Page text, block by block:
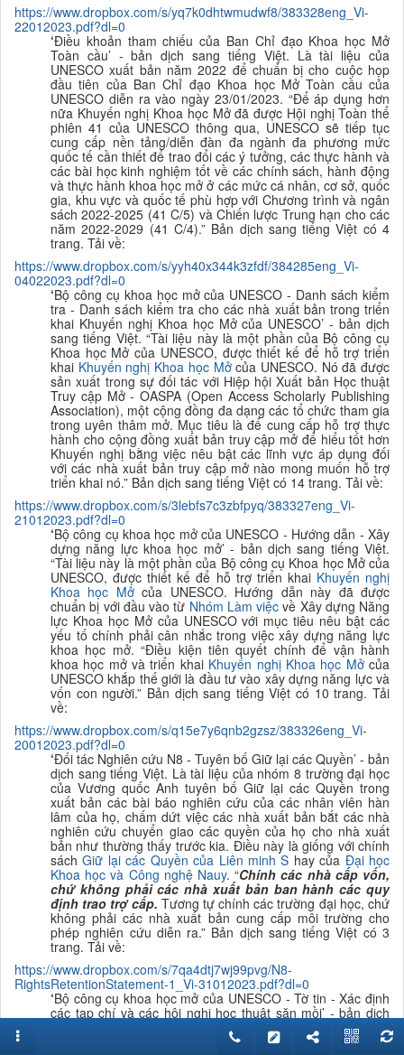
https://www.dropbox.com/s/yq7k0dhtwmudwf8/383328eng_Vi-
22012023.pdf?dl=0
‘Điều khoản tham chiếu của Ban Chỉ đạo Khoa học Mở
Toàn cầu’ - bản dịch sang tiếng Việt. Là tài liệu của
UNESCO xuất bản năm 2022 để chuẩn bị cho cuộc họp
đầu tiên của Ban Chỉ đạo Khoa học Mở Toàn cầu của
UNESCO diễn ra vào ngày 23/01/2023. “Để áp dụng hơn
nữa Khuyến nghị Khoa học Mở đã được Hội nghị Toàn thể
phiên 41 của UNESCO thông qua, UNESCO sẽ tiếp tục
cung cấp nền tảng/diễn đàn đa ngành đa phương mức
quốc tế cần thiết để trao đổi các ý tưởng, các thực hành và
các bài học kinh nghiệm tốt về các chính sách, hành động
và thực hành khoa học mở ở các mức cá nhân, cơ sở, quốc
gia, khu vực và quốc tế phù hợp với Chương trình và ngân
sách 2022-2025 (41 C/5) và Chiến lược Trung hạn cho các
năm 2022-2029 (41 C/4).” Bản dịch sang tiếng Việt có 4
trang. Tải về:
https://www.dropbox.com/s/yyh40x344k3zfdf/384285eng_Vi-
04022023.pdf?dl=0
‘Bộ công cụ khoa học mở của UNESCO - Danh sách kiểm
tra - Danh sách kiểm tra cho các nhà xuất bản trong triển
khai Khuyến nghị Khoa học Mở của UNESCO’ - bản dịch
sang tiếng Việt. “Tài liệu này là một phần của Bộ công cụ
Khoa học Mở của UNESCO, được thiết kế để hỗ trợ triển
khai Khuyến nghị Khoa học Mởcủa UNESCO. Nó đã được
sản xuất trong sự đối tác với Hiệp hội Xuất bản Học thuật
Truy cập Mở - OASPA (Open Access Scholarly Publishing
Association), một cộng đồng đa dạng các tổ chức tham gia
trong uyên thâm mở. Mục tiêu là để cung cấp hỗ trợ thực
hành cho cộng đồng xuất bản truy cập mở để hiểu tốt hơn
Khuyến nghị bằng việc nêu bật các lĩnh vực áp dụng đối
với các nhà xuất bản truy cập mở nào mong muốn hỗ trợ
triển khai nó.” Bản dịch sang tiếng Việt có 14 trang. Tải về:
https://www.dropbox.com/s/3lebfs7c3zbfpyq/383327eng_Vi-
21012023.pdf?dl=0
‘Bộ công cụ khoa học mở của UNESCO - Hướng dẫn - Xây
dựng năng lực khoa học mở’ - bản dịch sang tiếng Việt.
“Tài liệu này là một phần của Bộ công cụ Khoa học Mở của
UNESCO, được thiết kế để hỗ trợ triển khai Khuyến nghị
Khoa học Mởcủa UNESCO. Hướng dẫn này đã được
chuẩn bị với đầu vào từ Nhóm Làm việc về Xây dựng Năng
lực Khoa học Mở của UNESCO với mục tiêu nêu bật các
yếu tố chính phải cân nhắc trong việc xây dựng năng lực
khoa học mở. “Điều kiện tiên quyết chính để vận hành
khoa học mở và triển khai Khuyến nghị Khoa học Mởcủa
UNESCO khắp thế giới là đầu tư vào xây dựng năng lực và
vốn con người.” Bản dịch sang tiếng Việt có 10 trang. Tải
về:
https://www.dropbox.com/s/q15e7y6qnb2gzsz/383326eng_Vi-
20012023.pdf?dl=0
‘Đối tác Nghiên cứu N8 - Tuyên bố Giữ lại các Quyền’ - bản
dịch sang tiếng Việt. Làtài liệu của nhóm 8 trường đại học
của Vương quốc Anh tuyên bố Giữ lại các Quyền trong
xuất bản các bài báo nghiên cứu của các nhân viên hàn
lâm của họ, chấm dứt việc các nhà xuất bản bắt các nhà
nghiên cứu chuyển giao các quyền của họ cho nhà xuất
bản như thường thấy trước kia. Điều này là giống với chính
sáchGiữ lại các Quyền của Liên minh S hay của Đại học
Khoa học và Công nghệ Nauy.“Chính các nhà cấp vốn,
chứ không phải các nhà xuất bản ban hành các quy
định trao trợ cấp. Tương tự chính các trường đại học, chứ
không phải các nhà xuất bản cung cấp môi trường cho
phép nghiên cứu diễn ra.” Bản dịch sang tiếng Việt có 3
trang. Tải về:
https://www.dropbox.com/s/7qa4dtj7wj99pvg/N8-
RightsRetentionStatement-1_Vi-31012023.pdf?dl=0
‘Bộ công cụ khoa học mở của UNESCO - Tờ tin - Xác định
các tạp chí và các hội nghị học thuật săn mồi’ - bản dịch
“Tài liệu này là một phần của Bộ công cụ
Khoa học Mở của UNESCO, được t
hiết kế để hỗ trợ triển